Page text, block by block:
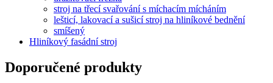
stroj na třecí svařování s míchacím mícháním
lešticí, lakovací a sušicí stroj na hliníkové bednění
smíšený
Hliníkový fasádní stroj
Doporučené produkty